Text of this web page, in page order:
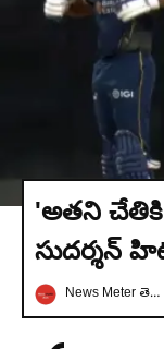
'అతని
సుదర్శన్‌
News Meter తెలుగు